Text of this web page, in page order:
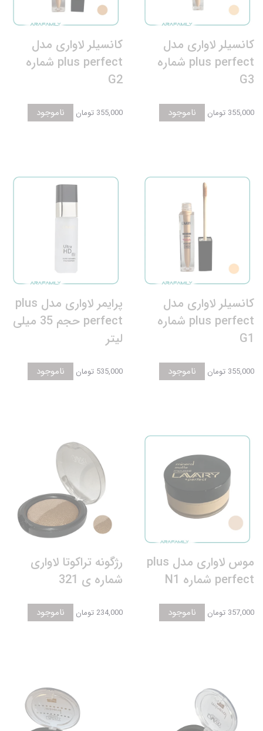
کانسیلر لاواری مدل
plus perfect شماره
G3
355,000 تومان ناموجود
کانسیلر لاواری مدل
plus perfect شماره
G2
355,000 تومان ناموجود
کانسیلر لاواری مدل
plus perfect شماره
G1
355,000 تومان ناموجود
پرایمر لاواری مدل plus
perfect حجم 35 میلی
لیتر
535,000 تومان ناموجود
موس لاواری مدل plus
perfect شماره N1
357,000 تومان ناموجود
رژگونه تراکوتا لاواری
شماره ی 321
234,000 تومان ناموجود